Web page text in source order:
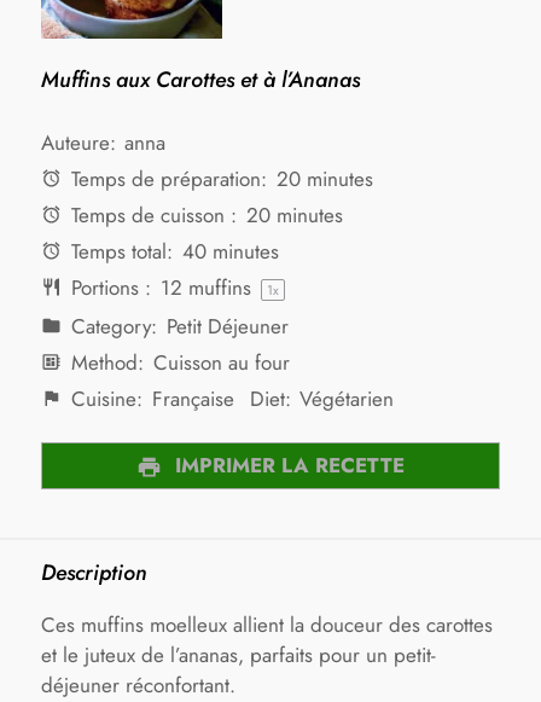
Muffins aux Carottes et à l’Ananas
Auteure: anna
Temps de préparation: 20 minutes
Temps de cuisson : 20 minutes
Temps total: 40 minutes
Portions : 12 muffins 1x
Category: Petit Déjeuner
Method: Cuisson au four
Cuisine: Française Diet: Végétarien
IMPRIMER LA RECETTE
Description
Ces muffins moelleux allient la douceur des carottes
et le juteux de l’ananas, parfaits pour un petit-
déjeuner réconfortant.